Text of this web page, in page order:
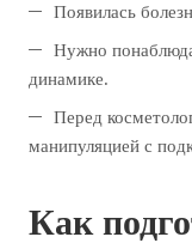
Появилась
Нужно
динамике.
Перед
манипуляцией с
Как